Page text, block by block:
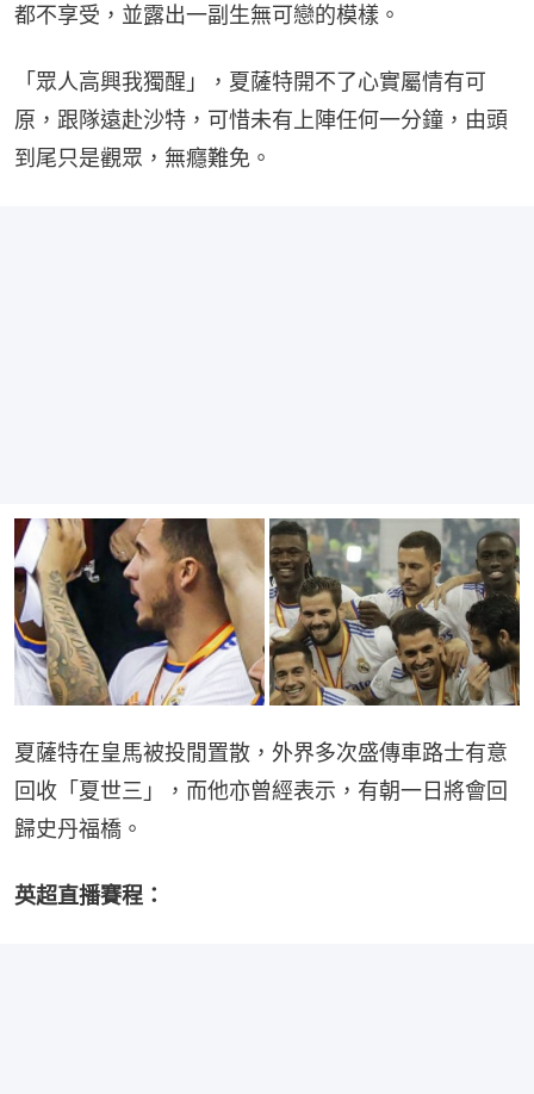
都不享受，並露出一副生無可戀的模樣。
「眾人高興我獨醒」，夏薩特開不了心實屬情有可
原，跟隊遠赴沙特，可惜未有上陣任何一分鐘，由頭
到尾只是觀眾，無癮難免。
夏薩特在皇馬被投閒置散，外界多次盛傳車路士有意
回收「夏世三」，而他亦曾經表示，有朝一日將會回
歸史丹福橋。
英超直播賽程：